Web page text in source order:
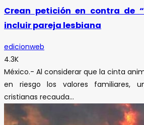
Crean petición en contra de
incluir pareja lesbiana
edicionweb
4.3K
México.- Al considerar que la cinta
en riesgo los valores familiares,
cristianas recauda...